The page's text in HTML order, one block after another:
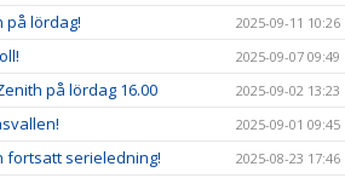
på lördag! 2025-09-11 10:26
2025-09-07 09:49
på lördag 16.00 2025-09-02 13:23
2025-09-01 09:45
fortsatt serieledning! 2025-08-23 17:46